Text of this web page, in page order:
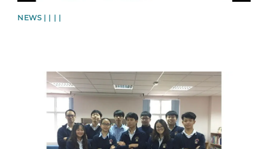
NEWS | | | |
News image